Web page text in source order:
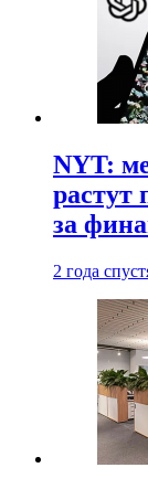
NYT:
растут
за
2 года